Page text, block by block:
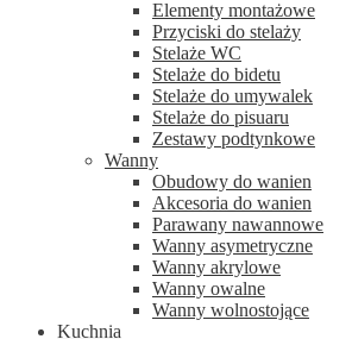
Elementy montażowe
Przyciski do stelaży
Stelaże WC
Stelaże do bidetu
Stelaże do umywalek
Stelaże do pisuaru
Zestawy podtynkowe
Wanny
Obudowy do wanien
Akcesoria do wanien
Parawany nawannowe
Wanny asymetryczne
Wanny akrylowe
Wanny owalne
Wanny wolnostojące
Kuchnia